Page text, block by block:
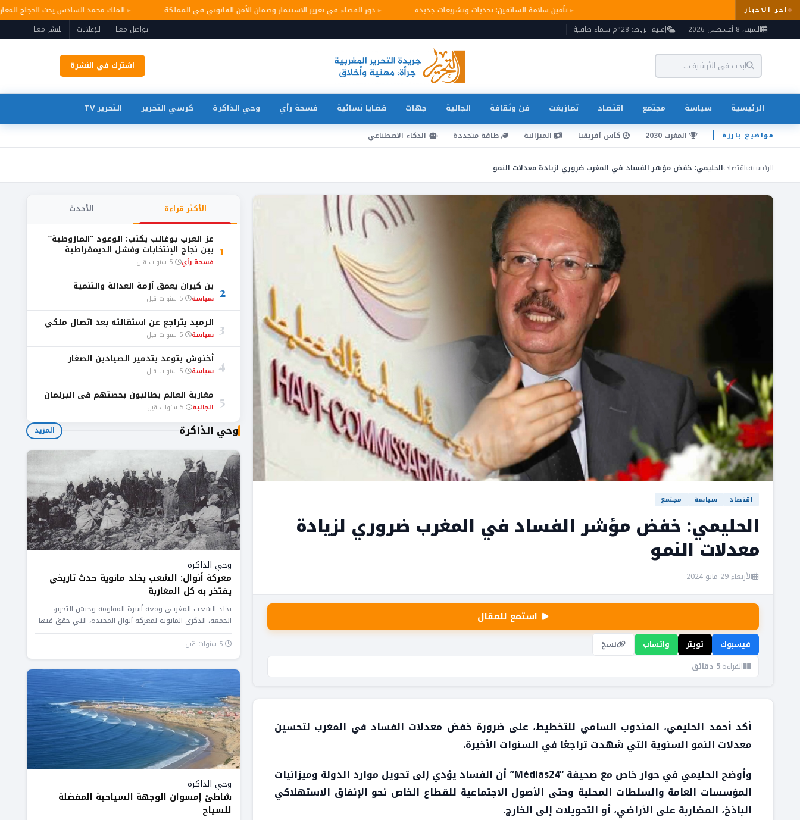
اخر الاخبار تأمين سلامة السائقين: تحديات وتشريعات جديدة دور القضاء في تعزيز الاستثمار وضمان الأمن القانوني في المملكة
الملك محمد السادس يحث الحجاج
السبت، 8 أغسطس 2026
إقليم الرباط: 28°م سماء صافية تواصل معنا للإعلانات للنشر معنا
اشترك في النشرة
الرئيسية سياسة مجتمع اقتصاد تمازيغت فن وثقافة الجالية جهات قضايا نسائية فسحة رأي وحي الذاكرة كرسي التحرير التحرير TV
مواضيع بارزة المغرب 2030 كأس أفريقيا الميزانية طاقة متجددة الذكاء الاصطناعي
الرئيسية›اقتصاد›الحليمي: خفض مؤشر الفساد في المغرب ضروري لزيادة معدلات النمو
اقتصاد سياسة مجتمع
الحليمي: خفض مؤشر الفساد في المغرب ضروري لزيادة
معدلات النمو
الأربعاء 29 مايو 2024
استمع للمقال
فيسبوك تويتر واتساب
نسخ
القراءة:5 دقائق
أكد أحمد الحليمي، المندوب السامي للتخطيط، على ضرورة خفض معدلات الفساد في المغرب لتحسين
معدلات النمو السنوية التي شهدت تراجعًا في السنوات الأخيرة.
وأوضح الحليمي في حوار خاص مع صحيفة “Médias24” أن الفساد يؤدي إلى تحويل موارد الدولة وميزانيات
المؤسسات العامة والسلطات المحلية وحتى الأصول الاجتماعية للقطاع الخاص نحو الإنفاق الاستهلاكي
الباذخ، المضاربة على الأراضي، أو التحويلات إلى الخارج.
الأكثر قراءة الأحدث
1
عز العرب بوغالب يكتب: الوعود “المازوطية”
بين نجاح الإنتخابات وفشل الديمقراطية
فسحة رأي
2 بن كيران يعمق أزمة العدالة والتنمية
سياسة
3 الرميد يتراجع عن استقالته بعد اتصال ملكي
سياسة
4 أخنوش يتوعد بتدمير الصيادين الصغار
سياسة
5 مغاربة العالم يطالبون بحصتهم في البرلمان
الجالية
وحي الذاكرة المزيد
وحي الذاكرة
معركة أنوال: الشعب يخلد مائوية حدث تاريخي
يفتخر به كل المغاربة
يخلد الشعـب المغربـي ومعه أسرة المقاومة وجيش التحرير،
الجمعة، الذكرى المائوية لمعركة أنوال المجيدة، التي حقق فيها
المقاومون والمجاهدون المغاربة...
وحي الذاكرة
شاطئ إمسوان الوجهة السياحية المفضلة
للسياح